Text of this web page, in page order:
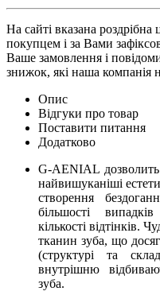
На сайті вказана
покупцем і за Вами
Ваше замовлення і
знижок, які наша компанія
Опис
Відгуки про товар
Поставити питання
Додатково
G-AENIAL
найвишуканіші
створення
більшості
кількості відтінків.
тканин зуба, що
(структурі та
внутрішню
зуба.